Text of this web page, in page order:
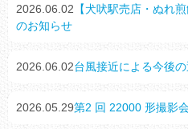
2026.06.02 【犬吠駅売店・ぬれ
のお知らせ
2026.06.02台風接近による今後
2026.05.29第2 回 22000 形撮影